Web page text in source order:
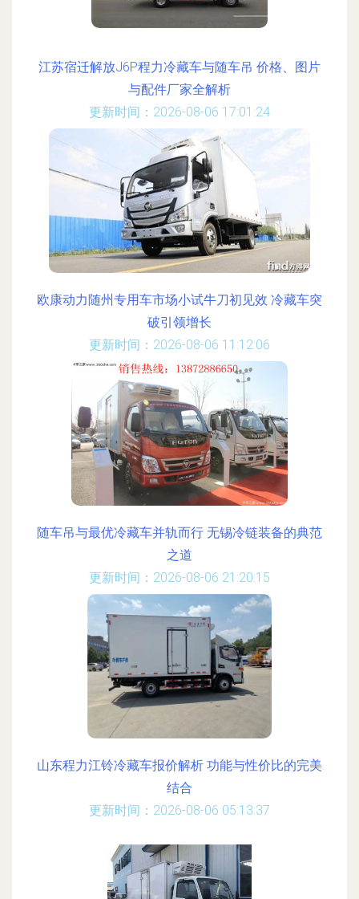
江苏宿迁解放J6P程力冷藏车与随车吊 价格、图片
与配件厂家全解析
更新时间：2026-08-06 17:01:24
欧康动力随州专用车市场小试牛刀初见效 冷藏车突
破引领增长
更新时间：2026-08-06 11:12:06
随车吊与最优冷藏车并轨而行 无锡冷链装备的典范
之道
更新时间：2026-08-06 21:20:15
山东程力江铃冷藏车报价解析 功能与性价比的完美
结合
更新时间：2026-08-06 05:13:37